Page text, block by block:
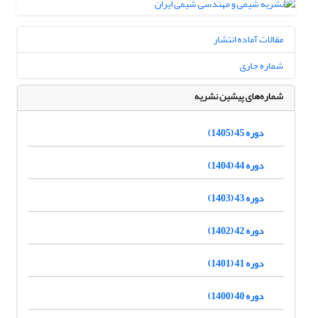
مقالات آماده انتشار
شماره جاری
شماره‌های پیشین نشریه
دوره 45 (1405)
دوره 44 (1404)
دوره 43 (1403)
دوره 42 (1402)
دوره 41 (1401)
دوره 40 (1400)